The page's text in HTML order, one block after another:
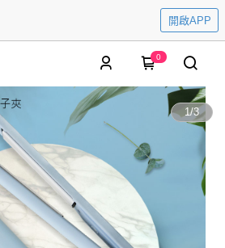
開啟APP
0
1/3